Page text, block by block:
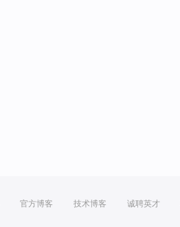
官方博客 技术博客 诚聘英才